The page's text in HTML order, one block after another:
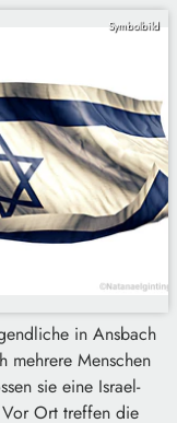
Symbolbild
in Ansbach
mehrere Menschen
sie eine Israel-
Ort treffen die